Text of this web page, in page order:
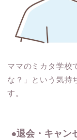
ママのミカタ学校
な？」という気持
す。
●退会・キャン